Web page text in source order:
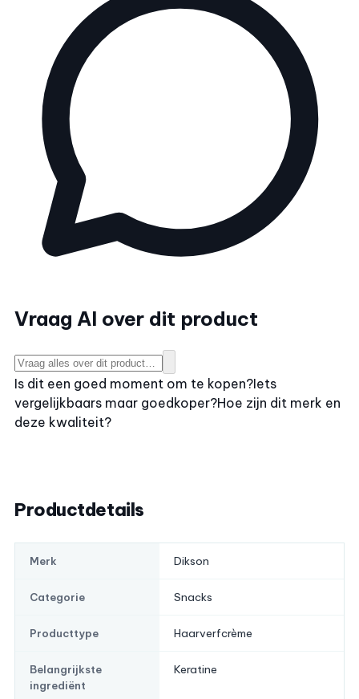
Vraag AI over dit product
Is dit een goed moment om te kopen?Iets
vergelijkbaars maar goedkoper?Hoe zijn dit merk en
deze kwaliteit?
Productdetails
Merk Dikson
Categorie Snacks
Producttype Haarverfcrème
Belangrijkste
ingrediënt
Keratine